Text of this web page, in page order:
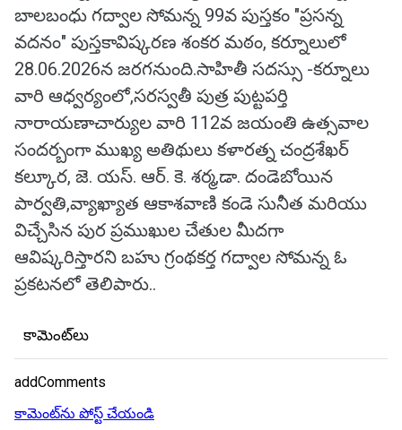
బాలబంధు గద్వాల సోమన్న 99వ పుస్తకం "ప్రసన్న
వదనం" పుస్తకావిష్కరణ శంకర మఠం, కర్నూలులో
28.06.2026న జరగనుంది.సాహితీ సదస్సు -కర్నూలు
వారి ఆధ్వర్యంలో,సరస్వతీ పుత్ర పుట్టపర్తి
నారాయణాచార్యుల వారి 112వ జయంతి ఉత్సవాల
సందర్బంగా ముఖ్య అతిథులు కళారత్న చంద్రశేఖర్
కల్కూర, జె. యస్. ఆర్. కె. శర్మ,డా. దండెబోయిన
పార్వతి,వ్యాఖ్యాత ఆకాశవాణి కండె సునీత మరియు
విచ్చేసిన పుర ప్రముఖుల చేతుల మీదగా
ఆవిష్కరిస్తారని బహు గ్రంథకర్త గద్వాల సోమన్న ఓ
ప్రకటనలో తెలిపారు..
కామెంట్‌లు
addComments
కామెంట్‌ను పోస్ట్ చేయండి